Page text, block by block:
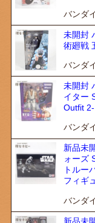
バンダ
未開封
術廻戦
バンダ
未開封
イター
Outfit
バンダ
新品未
ォーズ
トルー
フィギ
バンダ